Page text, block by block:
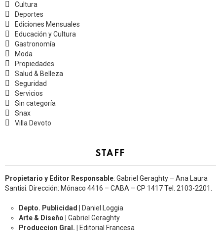
Cultura
Deportes
Ediciones Mensuales
Educación y Cultura
Gastronomía
Moda
Propiedades
Salud & Belleza
Seguridad
Servicios
Sin categoría
Snax
Villa Devoto
STAFF
Propietario y Editor Responsable: Gabriel Geraghty – Ana Laura
Santisi. Dirección: Mónaco 4416 – CABA – CP 1417Tel. 2103-2201.
Depto. Publicidad |
Daniel Loggia
Arte & Diseño | Gabriel Geraghty
Produccion Gral. |
Editorial Francesa